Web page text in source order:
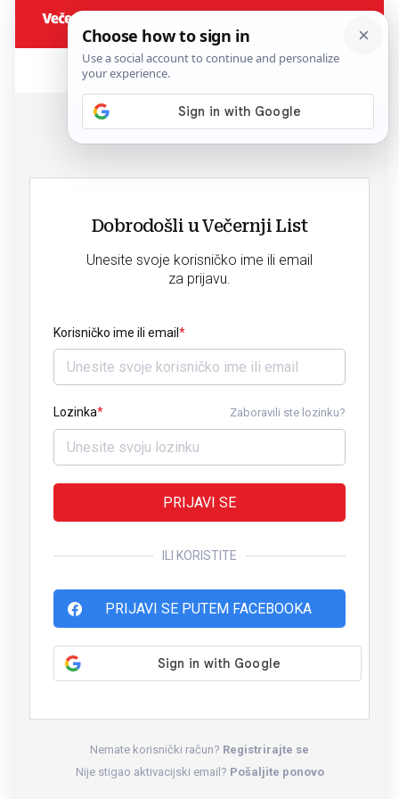
Dobrodošli u Večernji List
Unesite svoje korisničko ime ili email
za prijavu.
Korisničko ime ili email
Lozinka Zaboravili ste lozinku?
PRIJAVI SE
ILI KORISTITE
PRIJAVI SE PUTEM FACEBOOKA
Nemate korisnički račun? Registrirajte se
Nije stigao aktivacijski email? Pošaljite ponovo